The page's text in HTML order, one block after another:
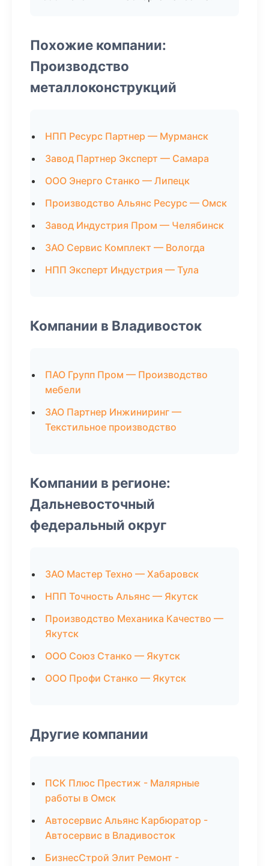
Похожие компании:
Производство
металлоконструкций
НПП Ресурс Партнер — Мурманск
Завод Партнер Эксперт — Самара
ООО Энерго Станко — Липецк
Производство Альянс Ресурс — Омск
Завод Индустрия Пром — Челябинск
ЗАО Сервис Комплект — Вологда
НПП Эксперт Индустрия — Тула
Компании в Владивосток
ПАО Групп Пром — Производство
мебели
ЗАО Партнер Инжиниринг —
Текстильное производство
Компании в регионе:
Дальневосточный
федеральный округ
ЗАО Мастер Техно — Хабаровск
НПП Точность Альянс — Якутск
Производство Механика Качество —
Якутск
ООО Союз Станко — Якутск
ООО Профи Станко — Якутск
Другие компании
ПСК Плюс Престиж - Малярные
работы в Омск
Автосервис Альянс Карбюратор -
Автосервис в Владивосток
БизнесСтрой Элит Ремонт -